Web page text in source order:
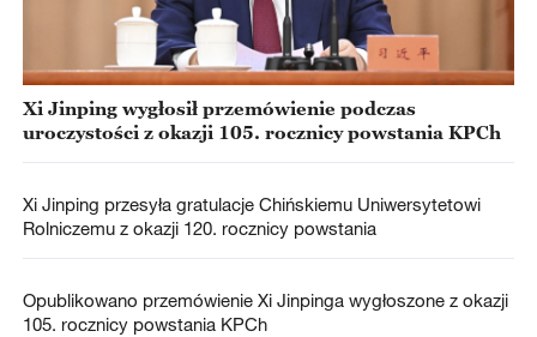
Xi Jinping wygłosił przemówienie podczas
uroczystości z okazji 105. rocznicy powstania KPCh
Xi Jinping przesyła gratulacje Chińskiemu Uniwersytetowi
Rolniczemu z okazji 120. rocznicy powstania
Opublikowano przemówienie Xi Jinpinga wygłoszone z okazji
105. rocznicy powstania KPCh